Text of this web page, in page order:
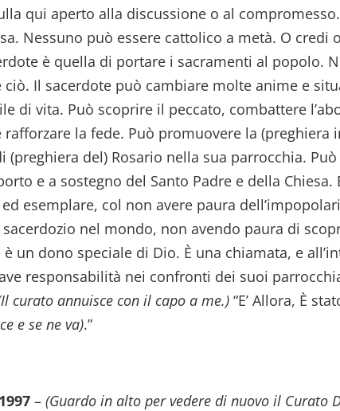
qui aperto alla discussione o al
Nessuno può essere cattolico a metà. O credi
è quella di portare i sacramenti al popolo.
ciò. Il sacerdote può cambiare molte anime e
di vita. Può scoprire il peccato, combattere
la fede. Può promuovere la (preghiera
(preghiera del) Rosario nella sua parrocchia.
e a sostegno del Santo Padre e della
esemplare, col non avere paura
nel mondo, non avendo paura di
è un dono speciale di Dio. È una chiamata, e
responsabilità nei confronti dei suoi
curato annuisce con il capo a me.) “E’ Allora, È
e se ne va).”
– (Guardo in alto per vedere di nuovo il Curato